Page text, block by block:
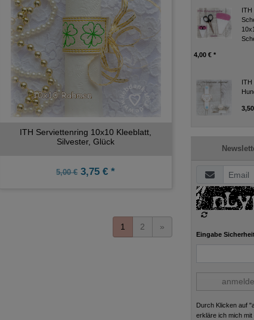
ITH Serviettenring 10x10 Kleeblatt,
Silvester, Glück
5,00 € 3,75 € *
1 2 »
ITH
4,00 € *
Eingabe
Durch Klicken auf
erkläre ich mich mit